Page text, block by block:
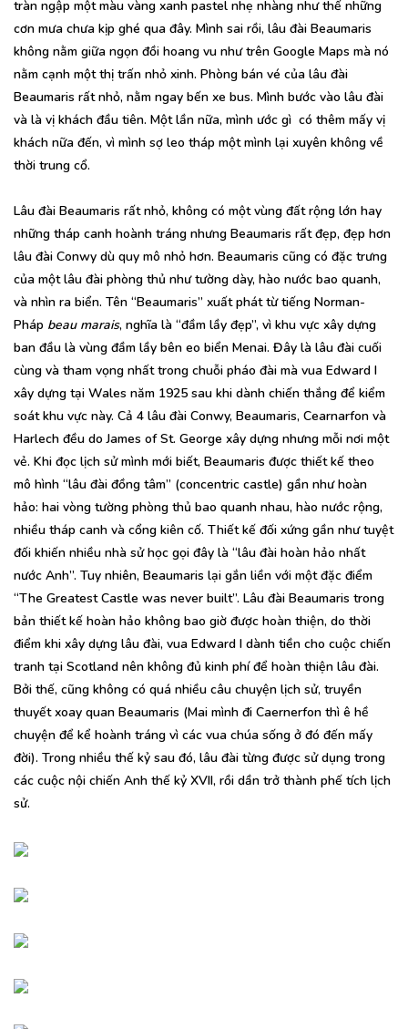
tràn ngập một màu vàng xanh pastel nhẹ nhàng như thế những
cơn mưa chưa kịp ghé qua đây. Mình sai rồi, lâu đài Beaumaris
không nằm giữa ngọn đồi hoang vu như trên Google Maps mà nó
nằm cạnh một thị trấn nhỏ xinh. Phòng bán vé của lâu đài
Beaumaris rất nhỏ, nằm ngay bến xe bus. Mình bước vào lâu đài
và là vị khách đầu tiên. Một lần nữa, mình ước gì có thêm mấy vị
khách nữa đến, vì mình sợ leo tháp một mình lại xuyên không về
thời trung cổ.
Lâu đài Beaumaris rất nhỏ, không có một vùng đất rộng lớn hay
những tháp canh hoành tráng nhưng Beaumaris rất đẹp, đẹp hơn
lâu đài Conwy dù quy mô nhỏ hơn. Beaumaris cũng có đặc trưng
của một lâu đài phòng thủ như tường dày, hào nước bao quanh,
và nhìn ra biển. Tên “Beaumaris” xuất phát từ tiếng Norman-
Pháp beau marais, nghĩa là “đầm lầy đẹp”, vì khu vực xây dựng
ban đầu là vùng đầm lầy bên eo biển Menai. Đây là lâu đài cuối
cùng và tham vọng nhất trong chuỗi pháo đài mà vua Edward I
xây dựng tại Wales năm 1925 sau khi dành chiến thắng để kiểm
soát khu vực này. Cả 4 lâu đài Conwy, Beaumaris, Cearnarfon và
Harlech đều do James of St. George xây dựng nhưng mỗi nơi một
vẻ. Khi đọc lịch sử mình mới biết, Beaumaris được thiết kế theo
mô hình “lâu đài đồng tâm” (concentric castle) gần như hoàn
hảo: hai vòng tường phòng thủ bao quanh nhau, hào nước rộng,
nhiều tháp canh và cổng kiên cố. Thiết kế đối xứng gần như tuyệt
đối khiến nhiều nhà sử học gọi đây là “lâu đài hoàn hảo nhất
nước Anh”. Tuy nhiên, Beaumaris lại gắn liền với một đặc điểm
“The Greatest Castle was never built”. Lâu đài Beaumaris trong
bản thiết kế hoàn hảo không bao giờ được hoàn thiện, do thời
điểm khi xây dựng lâu đài, vua Edward I dành tiền cho cuộc chiến
tranh tại Scotland nên không đủ kinh phí để hoàn thiện lâu đài.
Bởi thế, cũng không có quá nhiều câu chuyện lịch sử, truyền
thuyết xoay quan Beaumaris (Mai mình đi Caernerfon thì ê hề
chuyện để kể hoành tráng vì các vua chúa sống ở đó đến mấy
đời). Trong nhiều thế kỷ sau đó, lâu đài từng được sử dụng trong
các cuộc nội chiến Anh thế kỷ XVII, rồi dần trở thành phế tích lịch
sử.